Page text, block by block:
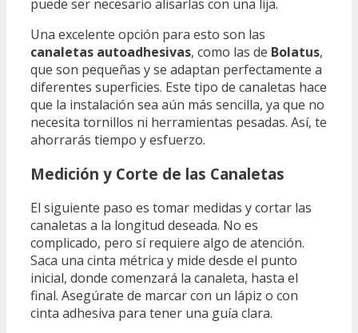
puede ser necesario alisarlas con una lija.
Una excelente opción para esto son las
canaletas autoadhesivas, como las de Bolatus,
que son pequeñas y se adaptan perfectamente a
diferentes superficies. Este tipo de canaletas hace
que la instalación sea aún más sencilla, ya que no
necesita tornillos ni herramientas pesadas. Así, te
ahorrarás tiempo y esfuerzo.
Medición y Corte de las Canaletas
El siguiente paso es tomar medidas y cortar las
canaletas a la longitud deseada. No es
complicado, pero sí requiere algo de atención.
Saca una cinta métrica y mide desde el punto
inicial, donde comenzará la canaleta, hasta el
final. Asegúrate de marcar con un lápiz o con
cinta adhesiva para tener una guía clara.